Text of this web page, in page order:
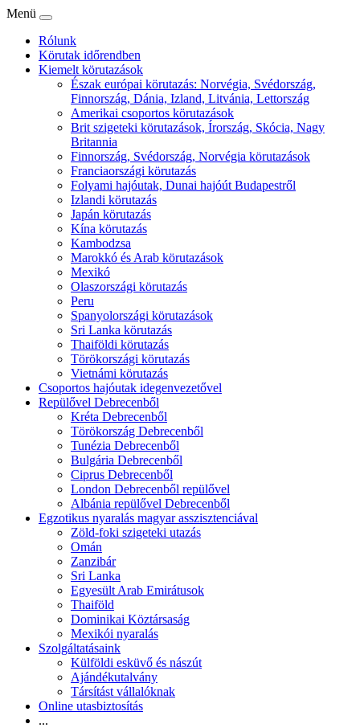
Menü
Rólunk
Körutak időrendben
Kiemelt körutazások
Észak európai körutazás: Norvégia, Svédország,
Finnország, Dánia, Izland, Litvánia, Lettország
Amerikai csoportos körutazások
Brit szigeteki körutazások, Írország, Skócia, Nagy
Britannia
Finnország, Svédország, Norvégia körutazások
Franciaországi körutazás
Folyami hajóutak, Dunai hajóút Budapestről
Izlandi körutazás
Japán körutazás
Kína körutazás
Kambodzsa
Marokkó és Arab körutazások
Mexikó
Olaszországi körutazás
Peru
Spanyolországi körutazások
Sri Lanka körutazás
Thaiföldi körutazás
Törökországi körutazás
Vietnámi körutazás
Csoportos hajóutak idegenvezetővel
Repülővel Debrecenből
Kréta Debrecenből
Törökország Debrecenből
Tunézia Debrecenből
Bulgária Debrecenből
Ciprus Debrecenből
London Debrecenből repülővel
Albánia repülővel Debrecenből
Egzotikus nyaralás magyar asszisztenciával
Zöld-foki szigeteki utazás
Omán
Zanzibár
Sri Lanka
Egyesült Arab Emirátusok
Thaiföld
Dominikai Köztársaság
Mexikói nyaralás
Szolgáltatásaink
Külföldi esküvő és nászút
Ajándékutalvány
Társítást vállalóknak
Online utasbiztosítás
...